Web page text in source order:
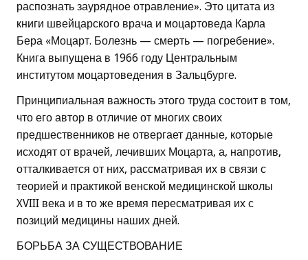
распознать заурядное отравление». Это цитата из
книги швейцарского врача и моцартоведа Карла
Бера «Моцарт. Болезнь — смерть — погребение».
Книга выпущена в 1966 году Центральным
институтом моцартоведения в Зальцбурге.
Принципиальная важность этого труда состоит в том,
что его автор в отличие от многих своих
предшественников не отвергает данные, которые
исходят от врачей, лечивших Моцарта, а, напротив,
отталкивается от них, рассматривая их в связи с
теорией и практикой венской медицинской школы
XVIII века и в то же время пересматривая их с
позиций медицины наших дней.
БОРЬБА ЗА СУЩЕСТВОВАНИЕ